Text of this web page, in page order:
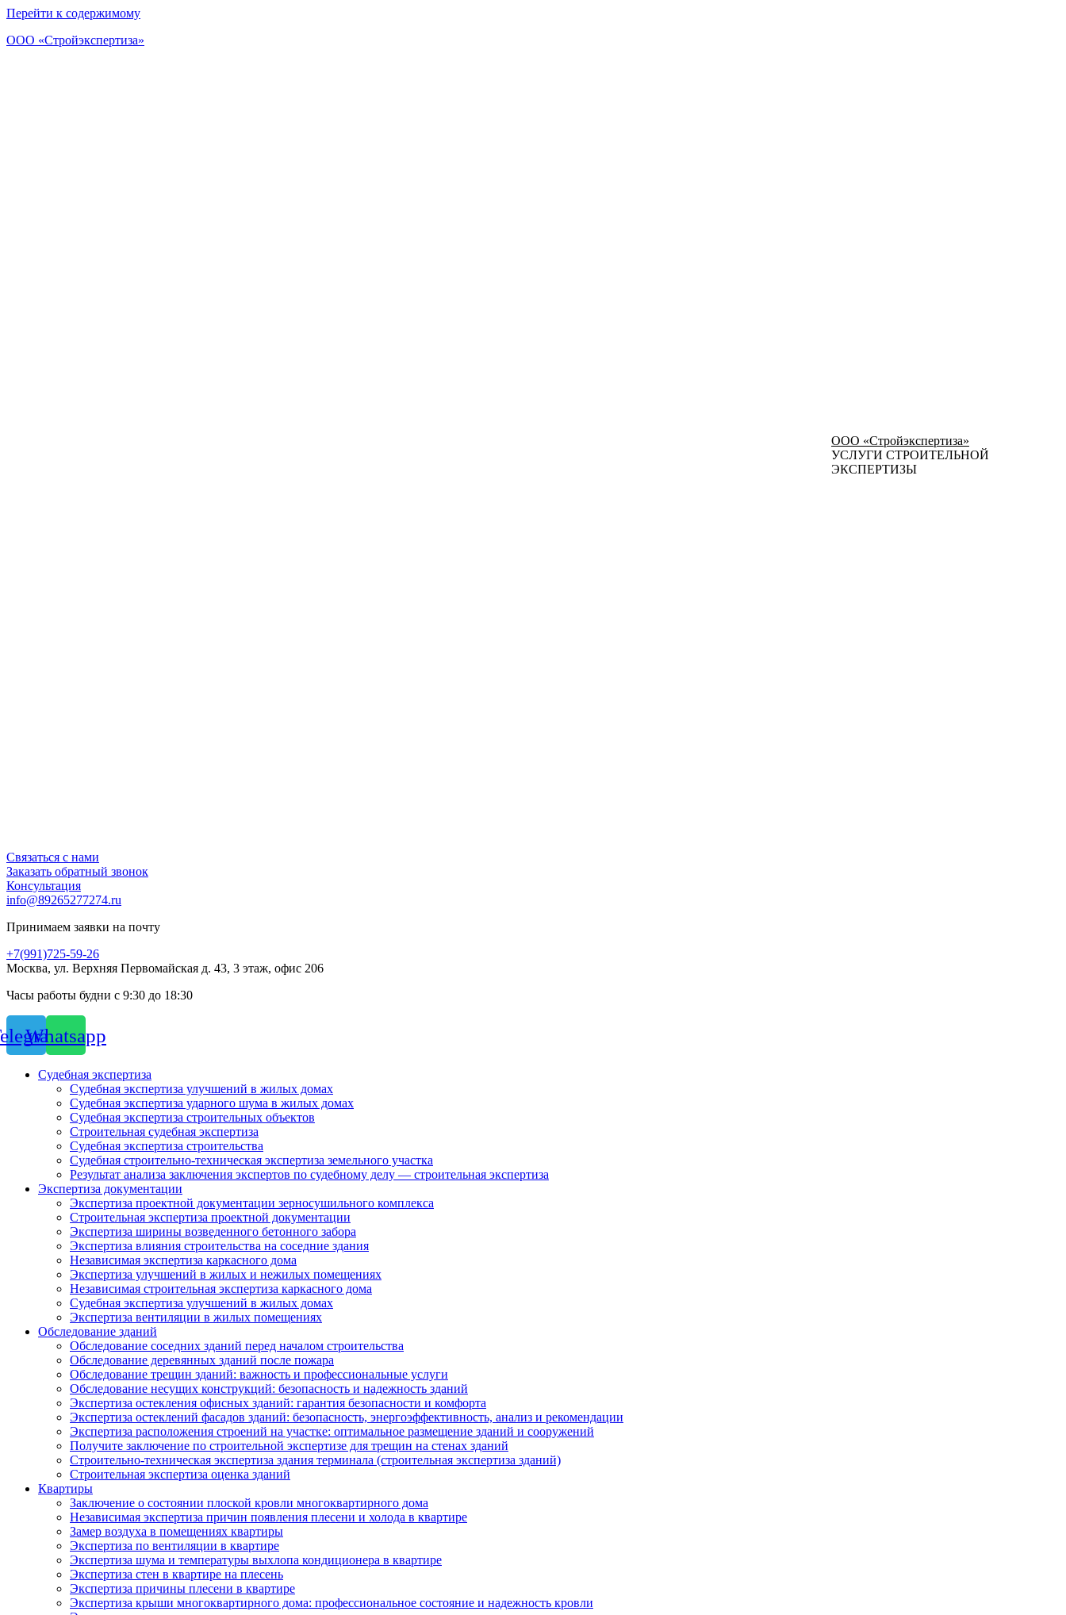
Перейти к содержимому
ООО «Стройэкспертиза»
ООО «Стройэкспертиза»
УСЛУГИ СТРОИТЕЛЬНОЙ
ЭКСПЕРТИЗЫ
Связаться с нами
Заказать обратный звонок
Консультация
info@89265277274.ru
Принимаем заявки на почту
+7(991)725-59-26
Москва, ул. Верхняя Первомайская д. 43, 3 этаж, офис 206
Часы работы будни с 9:30 до 18:30
Whatsapp
Судебная экспертиза
Судебная экспертиза улучшений в жилых домах
Судебная экспертиза ударного шума в жилых домах
Судебная экспертиза строительных объектов
Строительная судебная экспертиза
Судебная экспертиза строительства
Судебная строительно-техническая экспертиза земельного участка
Результат анализа заключения экспертов по судебному делу — строительная экспертиза
Экспертиза документации
Экспертиза проектной документации зерносушильного комплекса
Строительная экспертиза проектной документации
Экспертиза ширины возведенного бетонного забора
Экспертиза влияния строительства на соседние здания
Независимая экспертиза каркасного дома
Экспертиза улучшений в жилых и нежилых помещениях
Независимая строительная экспертиза каркасного дома
Судебная экспертиза улучшений в жилых домах
Экспертиза вентиляции в жилых помещениях
Обследование зданий
Обследование соседних зданий перед началом строительства
Обследование деревянных зданий после пожара
Обследование трещин зданий: важность и профессиональные услуги
Обследование несущих конструкций: безопасность и надежность зданий
Экспертиза остекления офисных зданий: гарантия безопасности и комфорта
Экспертиза остеклений фасадов зданий: безопасность, энергоэффективность, анализ и рекомендации
Экспертиза расположения строений на участке: оптимальное размещение зданий и сооружений
Получите заключение по строительной экспертизе для трещин на стенах зданий
Строительно-техническая экспертиза здания терминала (строительная экспертиза зданий)
Строительная экспертиза оценка зданий
Квартиры
Заключение о состоянии плоской кровли многоквартирного дома
Независимая экспертиза причин появления плесени и холода в квартире
Замер воздуха в помещениях квартиры
Экспертиза по вентиляции в квартире
Экспертиза шума и температуры выхлопа кондиционера в квартире
Экспертиза стен в квартире на плесень
Экспертиза причины плесени в квартире
Экспертиза крыши многоквартирного дома: профессиональное состояние и надежность кровли